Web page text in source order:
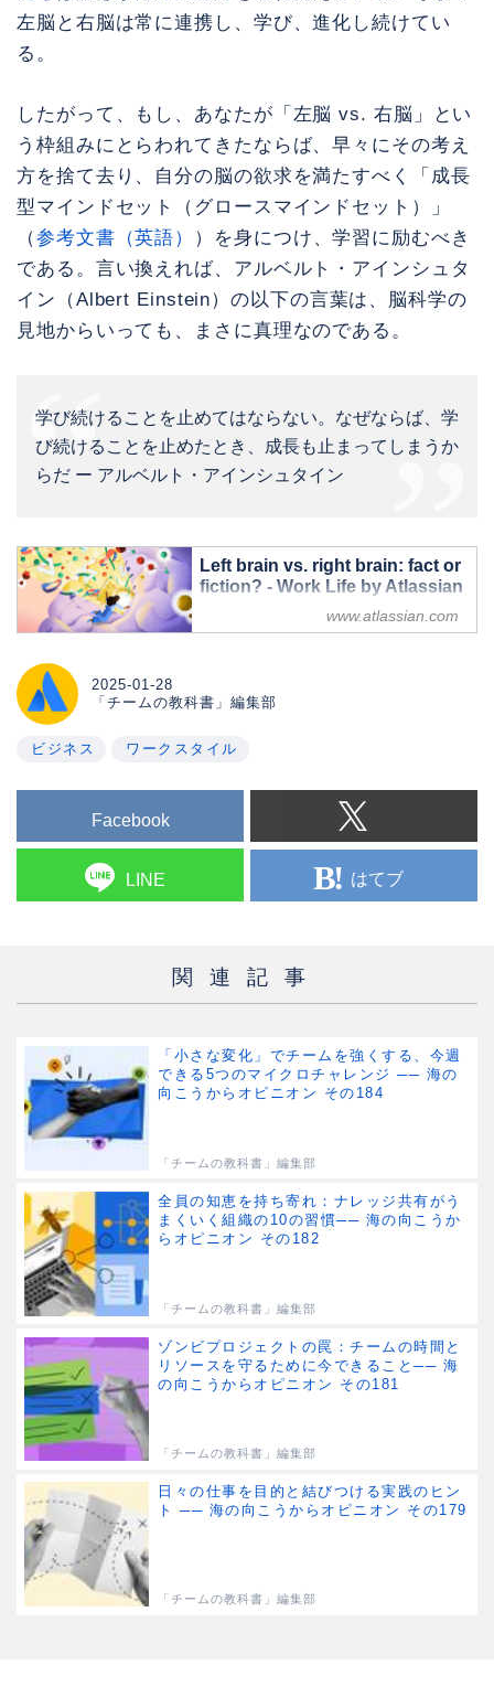
左脳と右脳は常に連携し、学び、進化し続けてい
る。
したがって、もし、あなたが「左脳 vs. 右脳」とい
う枠組みにとらわれてきたならば、早々にその考え
方を捨て去り、自分の脳の欲求を満たすべく「成長
型マインドセット（グロースマインドセット）」
（参考文書（英語） ）を身につけ、学習に励むべき
である。言い換えれば、アルベルト・アインシュタ
イン（Albert Einstein）の以下の言葉は、脳科学の
見地からいっても、まさに真理なのである。
学び続けることを止めてはならない。なぜならば、学
び続けることを止めたとき、成長も止まってしまうか
らだ ー アルベルト・アインシュタイン
Left brain vs. right brain: fact or
fiction? - Work Life by Atlassian
We’re busting myths about the brain
and sharing how you can use yours to
www.atlassian.com
2025-01-28
「チームの教科書」編集部
ビジネス ワークスタイル
Facebook
LINE はてブ
関連記事
「小さな変化」でチームを強くする、今週
できる5つのマイクロチャレンジ ── 海の
向こうからオピニオン その184
「チームの教科書」編集部
全員の知恵を持ち寄れ：ナレッジ共有がう
まくいく組織の10の習慣── 海の向こうか
らオピニオン その182
「チームの教科書」編集部
ゾンビプロジェクトの罠：チームの時間と
リソースを守るために今できること── 海
の向こうからオピニオン その181
「チームの教科書」編集部
日々の仕事を目的と結びつける実践のヒン
ト ── 海の向こうからオピニオン その179
「チームの教科書」編集部